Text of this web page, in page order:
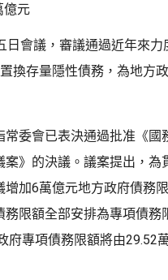
億元
會議，審議通過近年來力
換存量隱性債務，為地方
委會已表決通過批准《國
》的決議。議案提出，為
加6萬億元地方政府債務
限額全部安排為專項債務
專項債務限額將由29.52